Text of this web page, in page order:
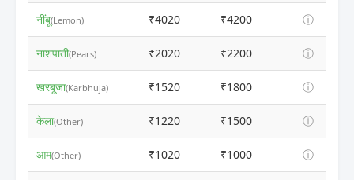
नींबू(Lemon) ₹4020 ₹4200 ⓘ
नाशपाती(Pears) ₹2020 ₹2200 ⓘ
खरबूजा(Karbhuja) ₹1520 ₹1800 ⓘ
केला(Other) ₹1220 ₹1500 ⓘ
आम(Other) ₹1020 ₹1000 ⓘ